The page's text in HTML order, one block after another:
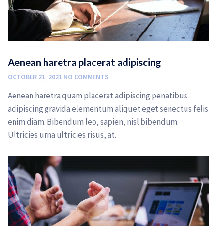
Aenean haretra placerat adipiscing
OCTOBER 21, 2021 NO COMMENTS
Aenean haretra quam placerat adipiscing penatibus
adipiscing gravida elementum aliquet eget senectus felis
enim diam. Bibendum leo, sapien, nisl bibendum.
Ultricies urna ultricies risus, at.